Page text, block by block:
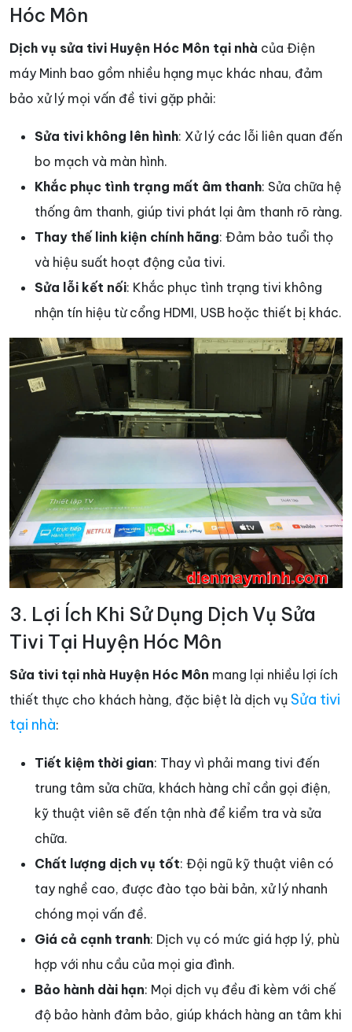
Hóc Môn
Dịch vụ sửa tivi Huyện Hóc Môn tại nhà của Điện
máy Minh bao gồm nhiều hạng mục khác nhau, đảm
bảo xử lý mọi vấn đề tivi gặp phải:
Sửa tivi không lên hình: Xử lý các lỗi liên quan đến
bo mạch và màn hình.
Khắc phục tình trạng mất âm thanh: Sửa chữa hệ
thống âm thanh, giúp tivi phát lại âm thanh rõ ràng.
Thay thế linh kiện chính hãng: Đảm bảo tuổi thọ
và hiệu suất hoạt động của tivi.
Sửa lỗi kết nối: Khắc phục tình trạng tivi không
nhận tín hiệu từ cổng HDMI, USB hoặc thiết bị khác.
3. Lợi Ích Khi Sử Dụng Dịch Vụ Sửa
Tivi Tại Huyện Hóc Môn
Sửa tivi tại nhà Huyện Hóc Môn mang lại nhiều lợi ích
thiết thực cho khách hàng, đặc biệt là dịch vụ Sửa tivi
tại nhà:
Tiết kiệm thời gian: Thay vì phải mang tivi đến
trung tâm sửa chữa, khách hàng chỉ cần gọi điện,
kỹ thuật viên sẽ đến tận nhà để kiểm tra và sửa
chữa.
Chất lượng dịch vụ tốt: Đội ngũ kỹ thuật viên có
tay nghề cao, được đào tạo bài bản, xử lý nhanh
chóng mọi vấn đề.
Giá cả cạnh tranh: Dịch vụ có mức giá hợp lý, phù
hợp với nhu cầu của mọi gia đình.
Bảo hành dài hạn: Mọi dịch vụ đều đi kèm với chế
độ bảo hành đảm bảo, giúp khách hàng an tâm khi